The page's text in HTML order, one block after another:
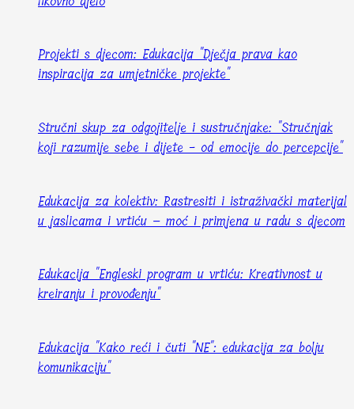
Projekti s djecom: Edukacija "Dječja prava kao
inspiracija za umjetničke projekte"
Stručni skup za odgojitelje i sustručnjake: "Stručnjak
koji razumije sebe i dijete - od emocije do percepcije"
Edukacija za kolektiv: Rastresiti i istraživački materijal
u jaslicama i vrtiću – moć i primjena u radu s djecom
Edukacija "Engleski program u vrtiću: Kreativnost u
kreiranju i provođenju"
Edukacija "Kako reći i čuti "NE": edukacija za bolju
komunikaciju"